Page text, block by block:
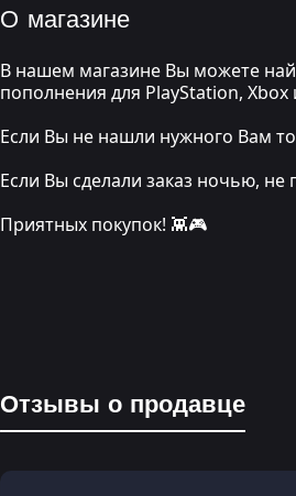
О магазине
В нашем магазине Вы можете
пополнения для PlayStation,
Если Вы не нашли нужного Вам
Если Вы сделали заказ ночью,
Приятных покупок! 👾🎮
Отзывы о продавце